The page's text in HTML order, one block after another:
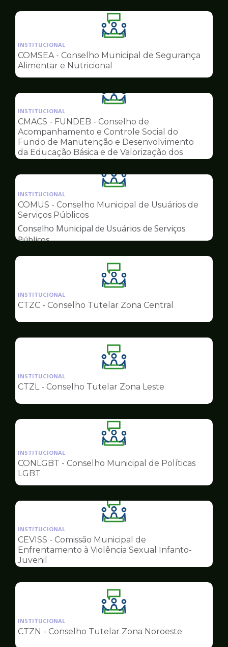
Ilustração
da
pagina
Conselhos
INSTITUCIONAL
COMSEA - Conselho Municipal de Segurança
Alimentar e Nutricional
Ilustração
da
pagina
de
Conselhos
INSTITUCIONAL
CMACS - FUNDEB - Conselho de
Acompanhamento e Controle Social do
Fundo de Manutenção e Desenvolvimento
da Educação Básica e de Valorização dos
Profissionais da Educação
Ilustração
da
pagina
Conselhos
INSTITUCIONAL
COMUS - Conselho Municipal de Usuários de
Serviços Públicos
Conselho Municipal de Usuários de Serviços
Públicos
Ilustração
da
pagina
Conselhos
INSTITUCIONAL
CTZC - Conselho Tutelar Zona Central
Ilustração
da
pagina
Conselhos
INSTITUCIONAL
CTZL - Conselho Tutelar Zona Leste
Ilustração
da
pagina
Conselhos
INSTITUCIONAL
CONLGBT - Conselho Municipal de Políticas
LGBT
Ilustração
da
pagina
de
INSTITUCIONAL
CEVISS - Comissão Municipal de
Enfrentamento à Violência Sexual Infanto-
Juvenil
Ilustração
da
pagina
INSTITUCIONAL
CTZN - Conselho Tutelar Zona Noroeste